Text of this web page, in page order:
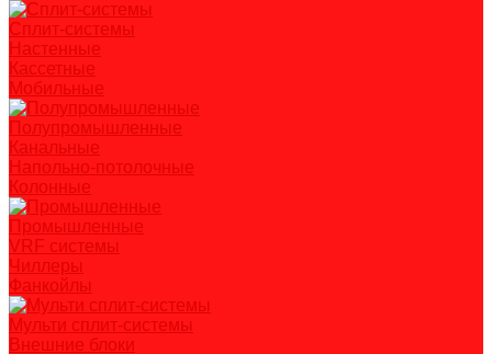
Сплит-системы
Настенные
Кассетные
Мобильные
Полупромышленные
Канальные
Напольно-потолочные
Колонные
Промышленные
VRF системы
Чиллеры
Фанкойлы
Мульти сплит-системы
Внешние блоки